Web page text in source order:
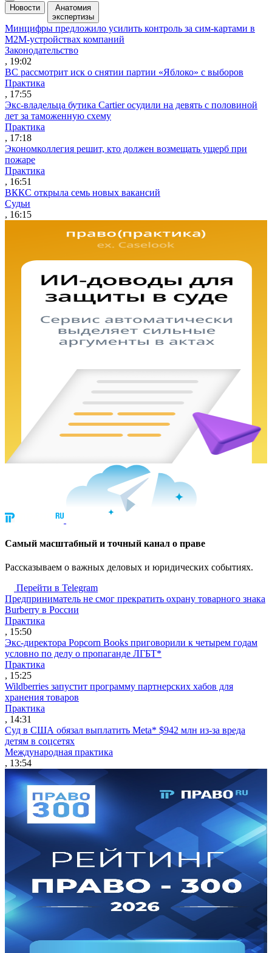
Новости
Анатомия
экспертизы
Минцифры предложило усилить контроль за сим-картами в
M2M-устройствах компаний
Законодательство
, 19:02
ВС рассмотрит иск о снятии партии «Яблоко» с выборов
Практика
, 17:55
Экс-владельца бутика Cartier осудили на девять с половиной
лет за таможенную схему
Практика
, 17:18
Экономколлегия решит, кто должен возмещать ущерб при
пожаре
Практика
, 16:51
ВККС открыла семь новых вакансий
Судьи
, 16:15
Cамый масштабный и точный канал о праве
Рассказываем о важных деловых и юридических событиях.
Перейти в Telegram
Предприниматель не смог прекратить охрану товарного знака
Burberry в России
Практика
, 15:50
Экс-директора Popcorn Books приговорили к четырем годам
условно по делу о пропаганде ЛГБТ*
Практика
, 15:25
Wildberries запустит программу партнерских хабов для
хранения товаров
Практика
, 14:31
Суд в США обязал выплатить Meta* $942 млн из-за вреда
детям в соцсетях
Международная практика
, 13:54